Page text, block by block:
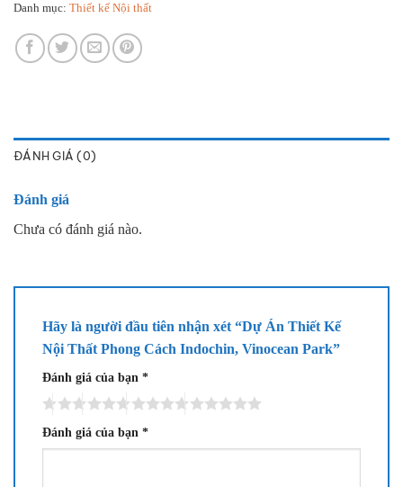
Danh mục: Thiết kế Nội thất
ĐÁNH GIÁ (0)
Đánh giá
Chưa có đánh giá nào.
Hãy là người đầu tiên nhận xét “Dự Án Thiết Kế
Nội Thất Phong Cách Indochin, Vinocean Park”
Đánh giá của bạn *
Đánh giá của bạn *